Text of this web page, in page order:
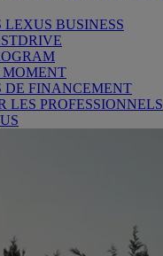
LEXUS BUSINESS
MOMENT
DE FINANCEMENT
LES PROFESSIONNELS